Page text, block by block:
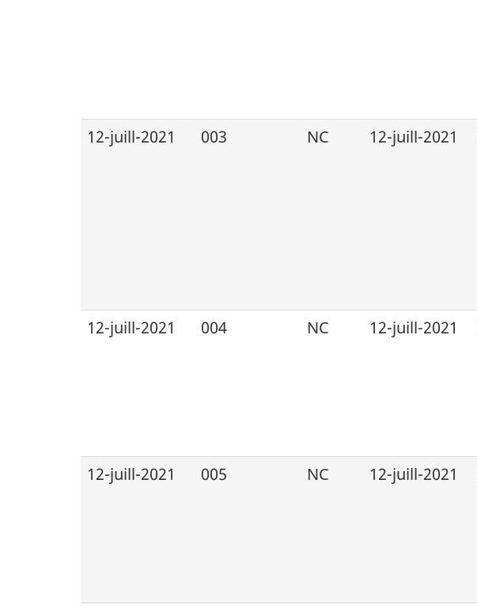
12-juill-2021 003 NC 12-juill-2021
12-juill-2021 004 NC 12-juill-2021
12-juill-2021 005 NC 12-juill-2021